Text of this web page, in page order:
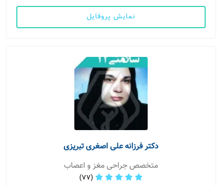
نمایش پروفایل
دکتر فرزانه علی اصغری تبریزی
متخصص جراحی مغز و اعصاب
(77)